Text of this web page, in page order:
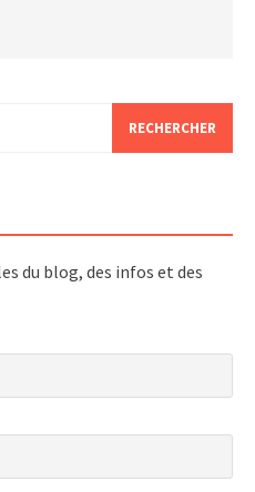
du blog, des infos et des